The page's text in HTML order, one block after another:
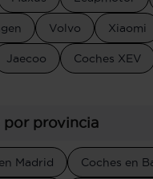
Volvo Xiaomi
Jaecoo Coches XEV
por provincia
Madrid Coches en